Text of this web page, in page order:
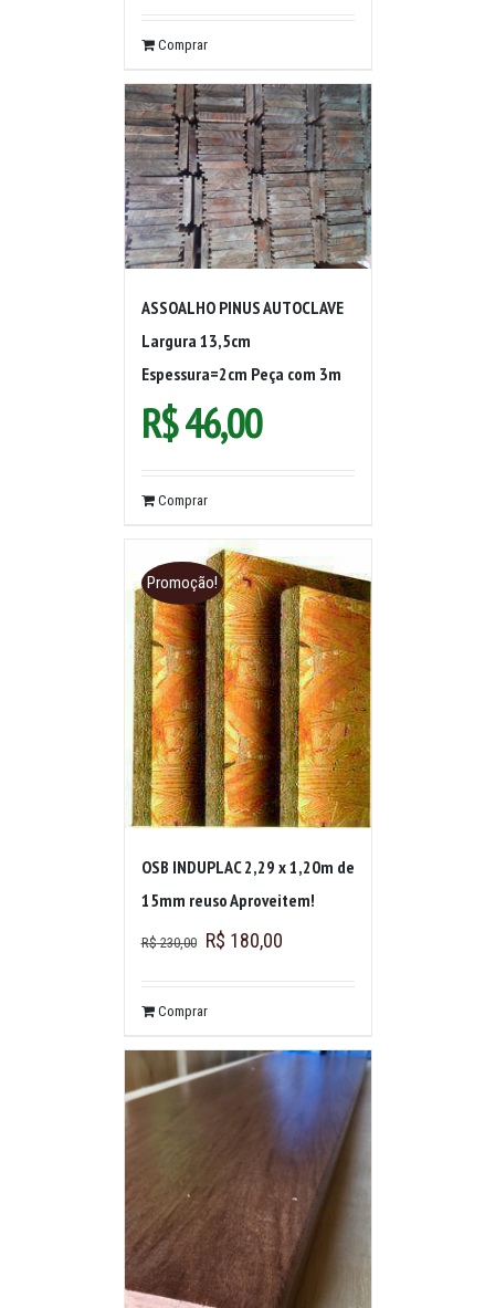
Comprar
ASSOALHO PINUS AUTOCLAVE
Largura 13,5cm
Espessura=2cm Peça com 3m
R$46,00
Comprar
Promoção!
OSB INDUPLAC 2,29 x 1,20m de
15mm reuso Aproveitem!
R$230,00 R$ 180,00
Comprar